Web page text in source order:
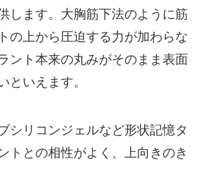
します。大胸筋下法のように筋
の上から圧迫する力が加わらな
ント本来の丸みがそのまま表面
といえます。
シリコンジェルなど形状記憶タ
トとの相性がよく、上向きのき